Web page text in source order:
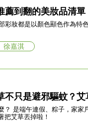
薦到翻的美妝品清
艾森絲鮮豔的顏色搭配帶有氣場的眼神真的很能駕馭~ 不過日韓風格
徐嘉淇
不只是避邪驅蚊？
？ 是端午連假、粽子，家
把艾草丟掉啦！